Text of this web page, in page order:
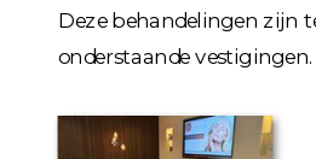
Deze behandelingen zijn
onderstaande vestigingen.